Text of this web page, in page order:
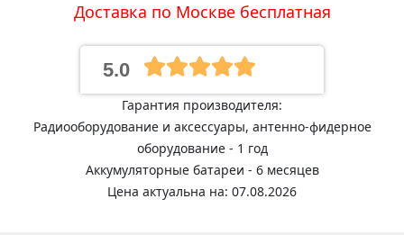
Доставка по Москве бесплатная
5.0
Гарантия производителя:
Радиооборудование и аксессуары, антенно-фидерное
оборудование - 1 год
Аккумуляторные батареи - 6 месяцев
Цена актуальна на: 07.08.2026